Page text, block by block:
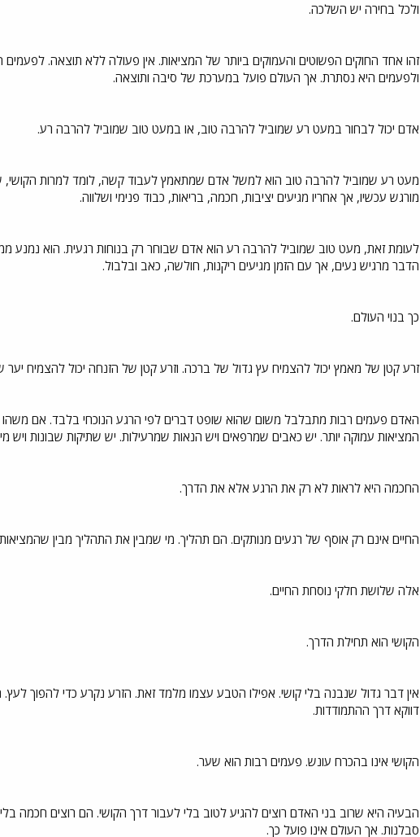
ולכל בחירה יש השלכה.
זהו אחד החוקים הפשוטים והעמוקים ביותר של המציאות. אין פעולה ללא תוצאה.
ולפעמים היא נסתרת. אך העולם פועל במערכת של סיבה ותוצאה.
אדם יכול לבחור במעט רע שמוביל להרבה טוב, או במעט טוב שמוביל להרבה רע.
מעט רע שמוביל להרבה טוב הוא למשל אדם שמתאמץ לעבוד קשה, לומד למרות הקושי,
מורגש עכשיו, אך אחריו מגיעים יציבות, חכמה, בריאות, כבוד פנימי ושלווה.
לעומת זאת, מעט טוב שמוביל להרבה רע הוא אדם שבוחר רק בנוחות רגעית. הוא נמנע
הדבר מרגיש נעים, אך עם הזמן מגיעים ריקנות, חולשה, כאב ובלבול.
כך בנוי העולם.
זרע קטן של מאמץ יכול להצמיח עץ גדול של ברכה. וזרע קטן של הזנחה יכול להצמיח יער
האדם פעמים רבות מתבלבל משום שהוא שופט דברים לפי הרגע הנוכחי בלבד. אם
המציאות עמוקה יותר. יש כאבים שמרפאים ויש הנאות שמרעילות. יש שתיקות שבונות ויש
החכמה היא לראות לא רק את הרגע אלא את הדרך.
החיים אינם רק אוסף של רגעים מנותקים. הם תהליך. מי שמבין את התהליך מבין שהמציאות
אלה שלושת חלקי נוסחת החיים.
הקושי הוא תחילת הדרך.
אין דבר גדול שנבנה בלי קושי. אפילו הטבע עצמו מלמד זאת. הזרע נקרע כדי להפוך
דווקא דרך ההתמודדות.
הקושי אינו בהכרח עונש. פעמים רבות הוא שער.
הבעיה היא שרוב בני האדם רוצים להגיע לטוב בלי לעבור דרך הקושי. הם רוצים חכמה
סבלנות. אך העולם אינו פועל כך.